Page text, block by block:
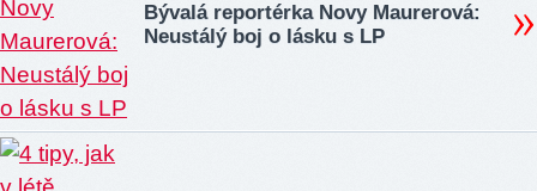
Bývalá reportérka Novy Maurerová:
Neustálý boj o lásku s LP